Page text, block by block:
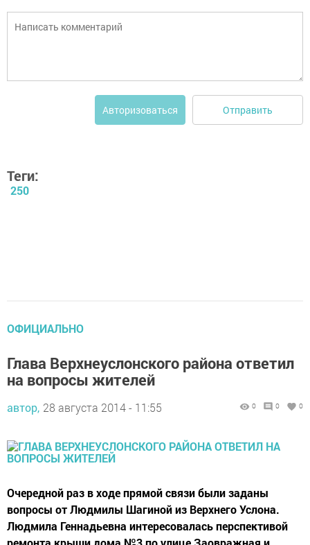
Авторизоваться Отправить
Теги:
250
ОФИЦИАЛЬНО
Глава Верхнеуслонского района ответил
на вопросы жителей
автор, 28 августа 2014 - 11:55 0 0 0
Очередной раз в ходе прямой связи были заданы
вопросы от Людмилы Шагиной из Верхнего Услона.
Людмила Геннадьевна интересовалась перспективой